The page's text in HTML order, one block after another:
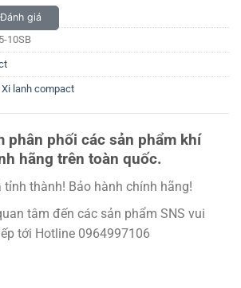
Đánh giá
10SB
Xi lanh compact
phân phối các sản phẩm khí
hãng trên toàn quốc.
tỉnh thành! Bảo hành chính hãng!
tâm đến các sản phẩm SNS vui
tới Hotline 0964997106